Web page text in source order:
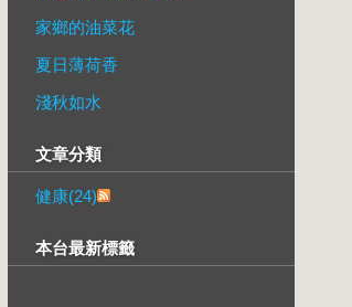
家鄉的油菜花
夏日薄荷香
淺秋如水
文章分類
健康(24)
本台最新標籤